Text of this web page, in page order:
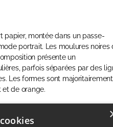
papier, montée dans un passe-
portrait. Les moulures noires
présente un
parfois séparées par des
Les formes sont majoritairement
et de orange.